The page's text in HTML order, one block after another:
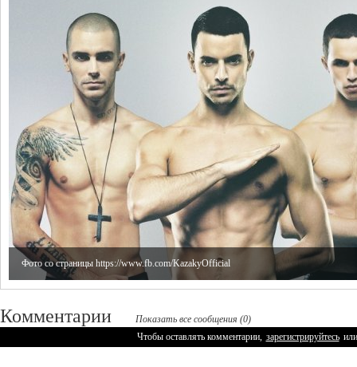
Фото со страницы https://www.fb.com/KazakyOfficial
Комментарии
Показать все сообщения (0)
Чтобы оставлять комментарии, зарегистрируйтесь или